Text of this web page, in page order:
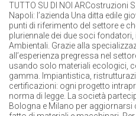
TUTTO SU DI NOI ARCostruzioni
Napoli: l’azienda Una ditta edile
punti di riferimento del settore e
pluriennale dei due soci fondatori,
Ambientali. Grazie alla
all’esperienza pregressa nel
usando solo materiali ecologici,
gamma. Impiantistica,
certificazioni: ogni progetto
norma di legge. La società
Bologna e Milano per aggiornarsi